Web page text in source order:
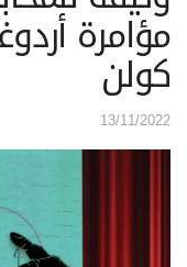
مؤامرة
كولن
13/11/2022